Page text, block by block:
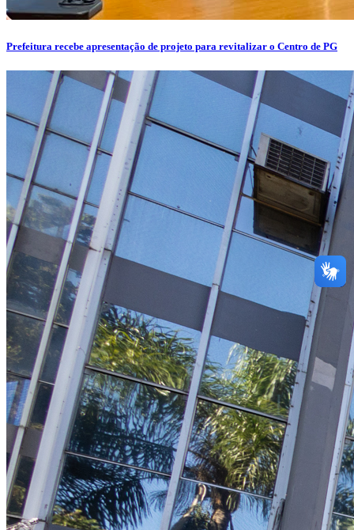
Prefeitura recebe apresentação de projeto para revitalizar o Centro de PG